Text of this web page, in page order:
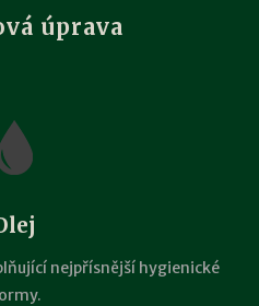
úprava
nejpřísnější hygienické